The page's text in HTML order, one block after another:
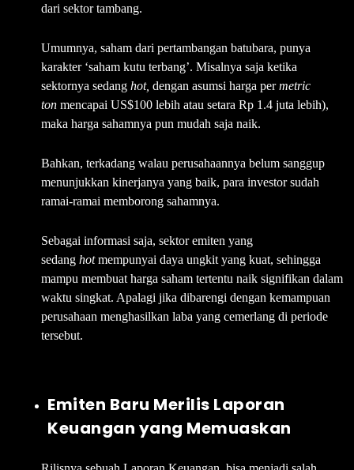
dari sektor tambang.
Umumnya, saham dari pertambangan batubara, punya
karakter ‘saham kutu terbang’. Misalnya saja ketika
sektornya sedang hot, dengan asumsi harga permetric
ton mencapai US$100 lebih atau setara Rp 1.4 juta lebih),
maka harga sahamnya pun mudah saja naik.
Bahkan, terkadang walau perusahaannya belum sanggup
menunjukkan kinerjanya yang baik, para investor sudah
ramai-ramai memborong sahamnya.
Sebagai informasi saja, sektor emiten yang
sedang hotmempunyai daya ungkit yang kuat, sehingga
mampu membuat harga saham tertentu naik signifikan dalam
waktu singkat. Apalagi jika dibarengi dengan kemampuan
perusahaan menghasilkan laba yang cemerlang di periode
tersebut.
Emiten Baru Merilis Laporan
Keuangan yang Memuaskan